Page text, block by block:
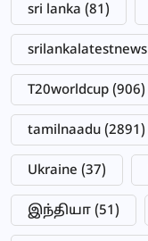
sri lanka (81)
srilankalatestnews
T20worldcup (906)
tamilnaadu (2891)
Ukraine (37)
இந்தியா (51)